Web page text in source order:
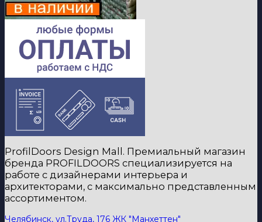
ProfilDoors Design Mall. Премиальный магазин
бренда PROFILDOORS специализируется на
работе с дизайнерами интерьера и
архитекторами, с максимально представленным
ассортиментом.
Челябинск, ул.Труда, 176 ЖК "Манхеттен"